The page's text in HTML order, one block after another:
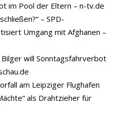
im Pool der Eltern – n-tv.de
– SPD-
Umgang mit Afghanen –
will Sonntagsfahrverbot
am Leipziger Flughafen
als Drahtzieher für